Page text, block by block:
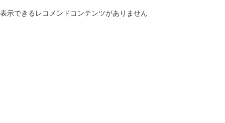
表示できるレコメンドコンテンツがありません